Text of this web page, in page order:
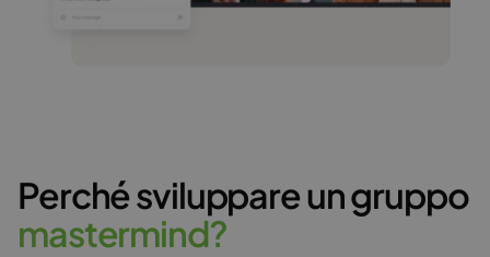
Perché sviluppare un gruppo
mastermind?